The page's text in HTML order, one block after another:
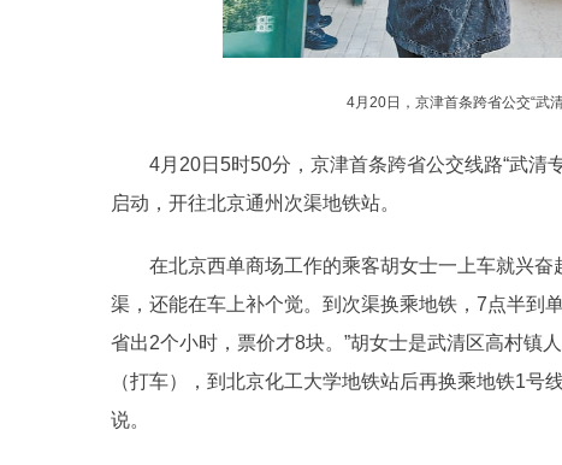
4月20日 ，京津首条跨省公交“武
4月20日5时50分，京津首条跨省公交线路“武清
启动，开往北京通州次渠地铁站。
在北京西单商场工作的乘客胡女士一上车就兴奋
渠，还能在车上补个觉。到次渠换乘地铁，7点半到
省出2个小时，票价才8块。”胡女士是武清区高村镇
（打车），到北京化工大学地铁站后再换乘地铁1号
说。